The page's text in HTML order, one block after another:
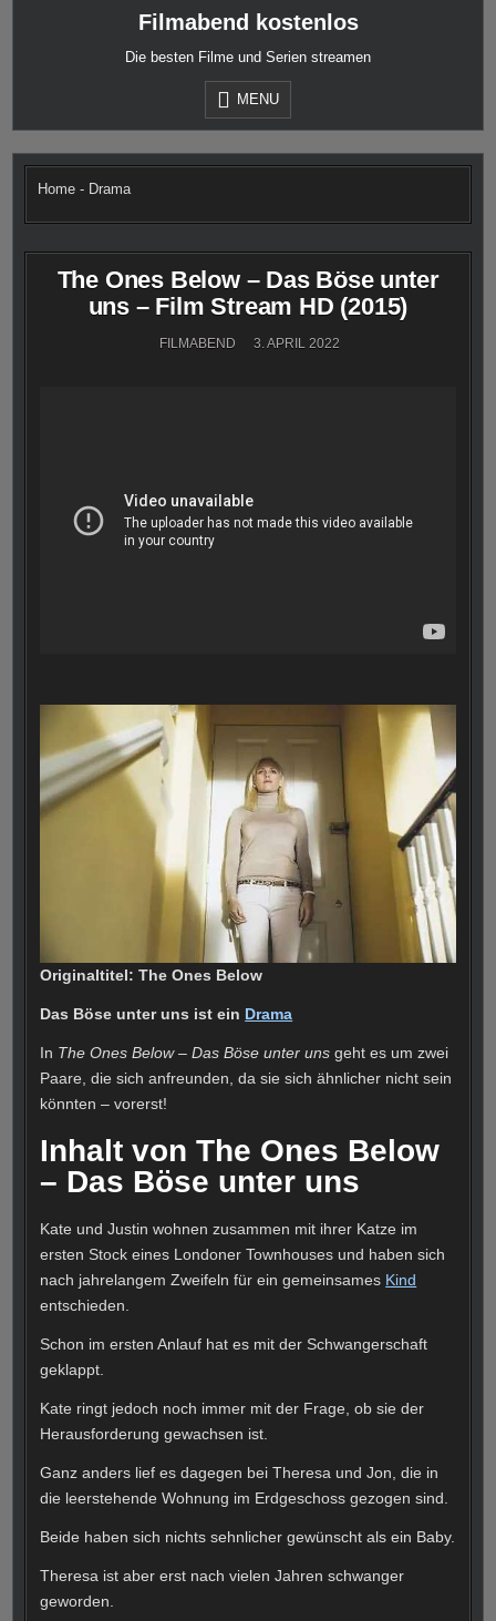
Filmabend kostenlos
Die besten Filme und Serien streamen
MENU
Home - Drama
The Ones Below – Das Böse unter
uns – Film Stream HD (2015)
FILMABEND 3. APRIL 2022
Originaltitel: The Ones Below
Das Böse unter uns ist ein Drama
In The Ones Below – Das Böse unter uns geht es um zwei
Paare, die sich anfreunden, da sie sich ähnlicher nicht sein
könnten – vorerst!
Inhalt von The Ones Below
– Das Böse unter uns
Kate und Justin wohnen zusammen mit ihrer Katze im
ersten Stock eines Londoner Townhouses und haben sich
nach jahrelangem Zweifeln für ein gemeinsames Kind
entschieden.
Schon im ersten Anlauf hat es mit der Schwangerschaft
geklappt.
Kate ringt jedoch noch immer mit der Frage, ob sie der
Herausforderung gewachsen ist.
Ganz anders lief es dagegen bei Theresa und Jon, die in
die leerstehende Wohnung im Erdgeschoss gezogen sind.
Beide haben sich nichts sehnlicher gewünscht als ein Baby.
Theresa ist aber erst nach vielen Jahren schwanger
geworden.